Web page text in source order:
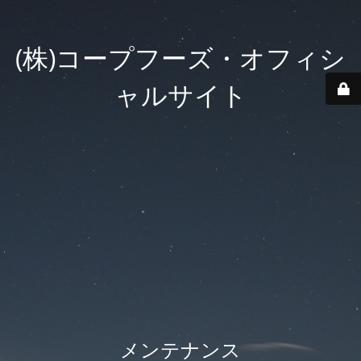
(株)コープフーズ・オフィシ
ャルサイト
メンテナンス